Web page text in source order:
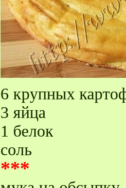
6 крупных
3 яйца
1 белок
соль
***